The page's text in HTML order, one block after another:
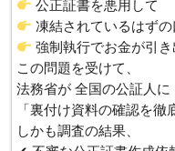
公正証書を悪用して
凍結されているはずの
強制執行でお金が引
この問題を受けて、
法務省が 全国の公証人に
「裏付け資料の確認を徹
しかも調査の結果、